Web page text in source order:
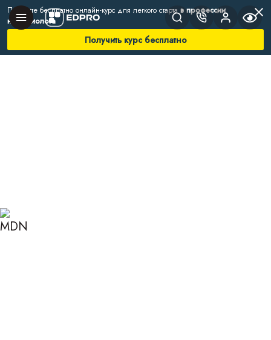
Получите бесплатно онлайн-курс для легкого стартав профессии
нутрициолога
Получить курс бесплатно